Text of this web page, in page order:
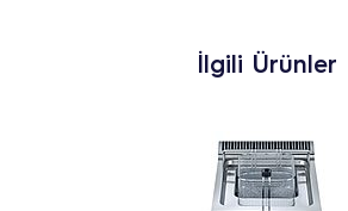
İlgili Ürünler